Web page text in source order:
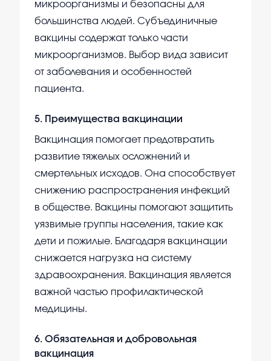
микроорганизмы и безопасны для
большинства людей. Субъединичные
вакцины содержат только части
микроорганизмов. Выбор вида зависит
от заболевания и особенностей
пациента.
5. Преимущества вакцинации
Вакцинация помогает предотвратить
развитие тяжелых осложнений и
смертельных исходов. Она способствует
снижению распространения инфекций
в обществе. Вакцины помогают защитить
уязвимые группы населения, такие как
дети и пожилые. Благодаря вакцинации
снижается нагрузка на систему
здравоохранения. Вакцинация является
важной частью профилактической
медицины.
6. Обязательная и добровольная
вакцинация